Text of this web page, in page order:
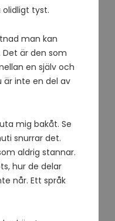
olidligt tyst.
man kan
är den som
en själv och
är inte en del av
mig bakåt. Se
snurrar det.
aldrig stannar.
hur de delar
når. Ett språk